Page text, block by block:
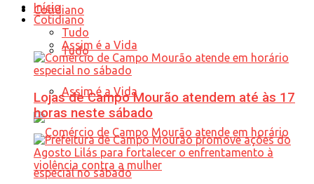
Cotidiano
Tudo
Assim é a Vida
Início
Cotidiano
Tudo
Assim é a Vida
Lojas de Campo Mourão atendem até às 17
horas neste sábado